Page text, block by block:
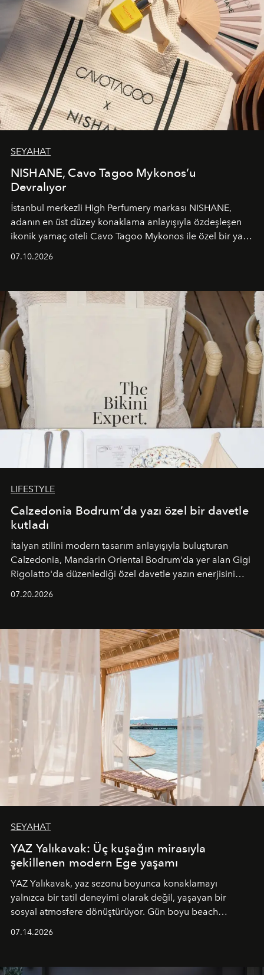
SEYAHAT
NISHANE, Cavo Tagoo Mykonos’u
Devralıyor
İstanbul merkezli High Perfumery markası NISHANE,
adanın en üst düzey konaklama anlayışıyla özdeşleşen
ikonik yamaç oteli Cavo Tagoo Mykonos ile özel bir yaz
buluşturarak markanın Cavo Tagoo’daki varlığını
sürükleyici ve mevsime özel bir deneyime dönüştürüyor.
07.10.2026
LIFESTYLE
Calzedonia Bodrum’da yazı özel bir davetle
kutladı
İtalyan stilini modern tasarım anlayışıyla buluşturan
Calzedonia, Mandarin Oriental Bodrum'da yer alan Gigi
Rigolatto'da düzenlediği özel davetle yazın enerjisini
07.20.2026
SEYAHAT
YAZ Yalıkavak: Üç kuşağın mirasıyla
şekillenen modern Ege yaşamı
YAZ Yalıkavak, yaz sezonu boyunca konaklamayı
yalnızca bir tatil deneyimi olarak değil, yaşayan bir
sosyal atmosfere dönüştürüyor. Gün boyu beach
tematik gastronomi geceleri misafirlerle buluşuyor.
07.14.2026